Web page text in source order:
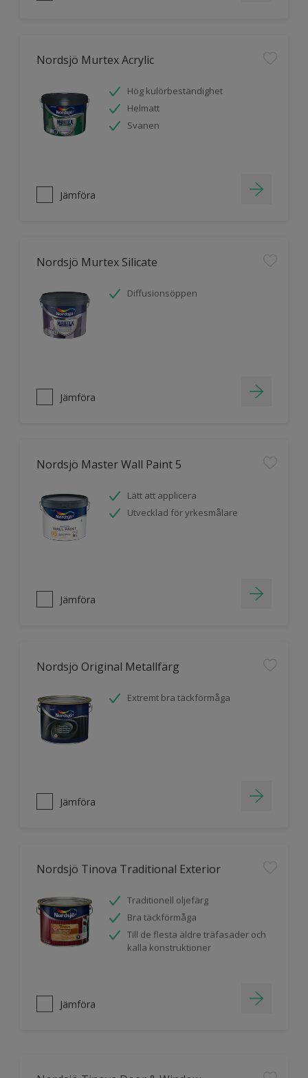
Nordsjö Murtex Acrylic
Hög kulörbeständighet
Helmatt
Svanen
Jämföra
Nordsjö Murtex Silicate
Diffusionsöppen
Jämföra
Nordsjö Master Wall Paint 5
Lätt att applicera
Utvecklad för yrkesmålare
Jämföra
Nordsjö Original Metallfärg
Extremt bra täckförmåga
Jämföra
Nordsjö Tinova Traditional Exterior
Traditionell oljefärg
Bra täckförmåga
Till de flesta äldre träfasader och
kalla konstruktioner
Jämföra